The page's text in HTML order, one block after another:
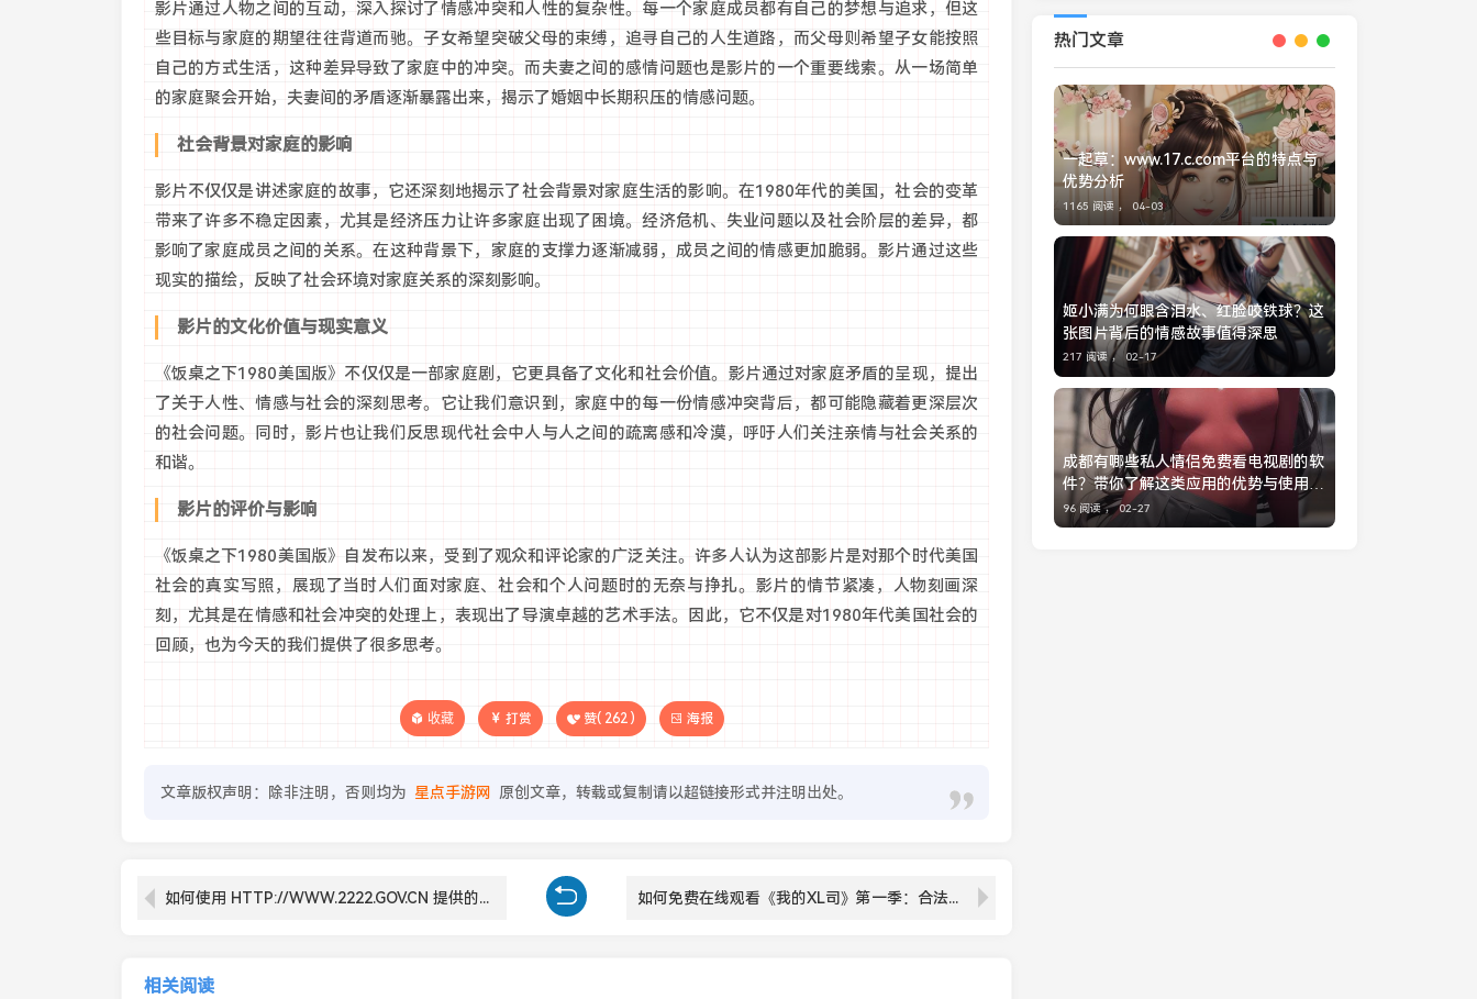
影片通过人物之间的互动，深入探讨了情感冲突和人性的复杂性。每一个家庭成员都有自己的梦想与追求，但这
些目标与家庭的期望往往背道而驰。子女希望突破父母的束缚，追寻自己的人生道路，而父母则希望子女能按照
自己的方式生活，这种差异导致了家庭中的冲突。而夫妻之间的感情问题也是影片的一个重要线索。从一场简单
的家庭聚会开始，夫妻间的矛盾逐渐暴露出来，揭示了婚姻中长期积压的情感问题。
社会背景对家庭的影响
影片不仅仅是讲述家庭的故事，它还深刻地揭示了社会背景对家庭生活的影响。在1980年代的美国，社会的变革
带来了许多不稳定因素，尤其是经济压力让许多家庭出现了困境。经济危机、失业问题以及社会阶层的差异，都
影响了家庭成员之间的关系。在这种背景下，家庭的支撑力逐渐减弱，成员之间的情感更加脆弱。影片通过这些
现实的描绘，反映了社会环境对家庭关系的深刻影响。
影片的文化价值与现实意义
《饭桌之下1980美国版》不仅仅是一部家庭剧，它更具备了文化和社会价值。影片通过对家庭矛盾的呈现，提出
了关于人性、情感与社会的深刻思考。它让我们意识到，家庭中的每一份情感冲突背后，都可能隐藏着更深层次
的社会问题。同时，影片也让我们反思现代社会中人与人之间的疏离感和冷漠，呼吁人们关注亲情与社会关系的
和谐。
影片的评价与影响
《饭桌之下1980美国版》自发布以来，受到了观众和评论家的广泛关注。许多人认为这部影片是对那个时代美国
社会的真实写照，展现了当时人们面对家庭、社会和个人问题时的无奈与挣扎。影片的情节紧凑，人物刻画深
刻，尤其是在情感和社会冲突的处理上，表现出了导演卓越的艺术手法。因此，它不仅是对1980年代美国社会的
回顾，也为今天的我们提供了很多思考。
收藏 打赏 赞( 262 ) 海报
文章版权声明：除非注明，否则均为 星点手游网 原创文章，转载或复制请以超链接形式并注明出处。
如何使用 HTTP://WWW.2222.GOV.CN 提供的政府服务？：解读政府平台的多项功能与服务优势 如何免费在线观看《我的XL司》第一季：合法途径推荐和观看体验
相关阅读
热门文章
一起草：www.17.c.com平台的特点与
优势分析
1165 阅读 ， 04-03
姬小满为何眼含泪水、红脸咬铁球？这
张图片背后的情感故事值得深思
217 阅读 ， 02-17
成都有哪些私人情侣免费看电视剧的软
件？带你了解这类应用的优势与使用体
验
96 阅读 ， 02-27